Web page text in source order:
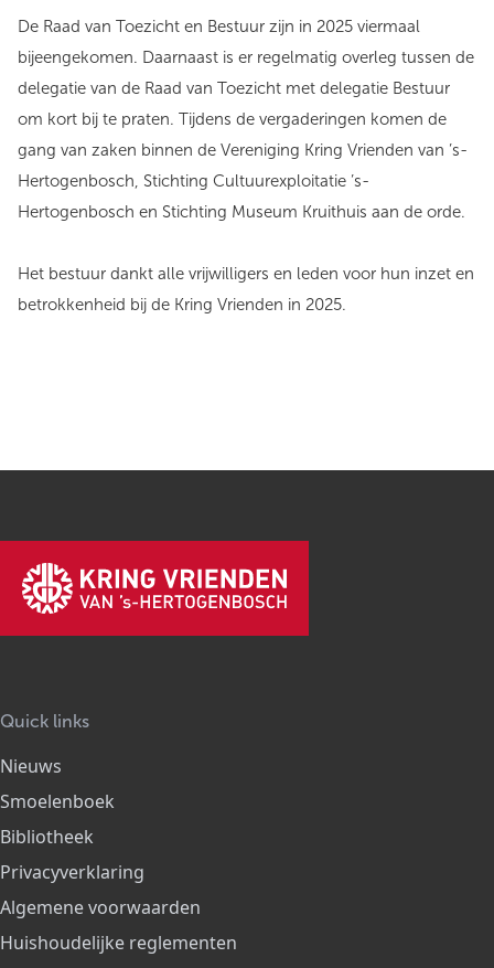
De Raad van Toezicht en Bestuur zijn in 2025 viermaal
bijeengekomen. Daarnaast is er regelmatig overleg tussen de
delegatie van de Raad van Toezicht met delegatie Bestuur
om kort bij te praten. Tijdens de vergaderingen komen de
gang van zaken binnen de Vereniging Kring Vrienden van ’s-
Hertogenbosch, Stichting Cultuurexploitatie ’s-
Hertogenbosch en Stichting Museum Kruithuis aan de orde.
Het bestuur dankt alle vrijwilligers en leden voor hun inzet en
betrokkenheid bij de Kring Vrienden in 2025.
Quick links
Nieuws
Smoelenboek
Bibliotheek
Privacyverklaring
Algemene voorwaarden
Huishoudelijke reglementen